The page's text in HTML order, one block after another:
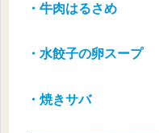
・牛肉はるさめ
・水餃子の卵スープ
・焼きサバ